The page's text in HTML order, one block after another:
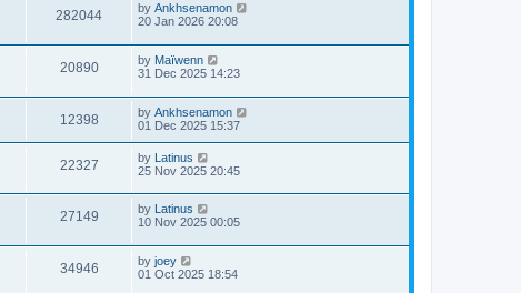
282044 by Ankhsenamon
20 Jan 2026 20:08
20890 by Maïwenn
31 Dec 2025 14:23
12398 by Ankhsenamon
01 Dec 2025 15:37
22327 by Latinus
25 Nov 2025 20:45
27149 by Latinus
10 Nov 2025 00:05
34946 by joey
01 Oct 2025 18:54